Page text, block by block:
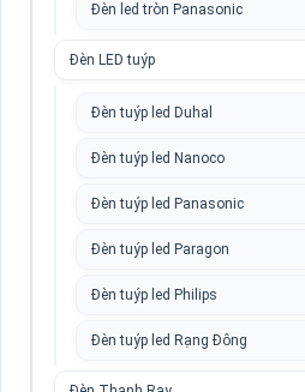
Đèn led tròn Panasonic
Đèn LED tuýp
Đèn tuýp led Duhal
Đèn tuýp led Nanoco
Đèn tuýp led Panasonic
Đèn tuýp led Paragon
Đèn tuýp led Philips
Đèn tuýp led Rạng Đông